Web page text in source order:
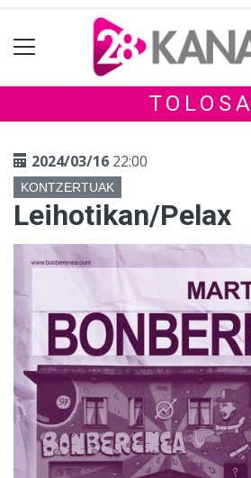
TOLOSA
2024/03/16 22:00
KONTZERTUAK
Leihotikan/Pelax